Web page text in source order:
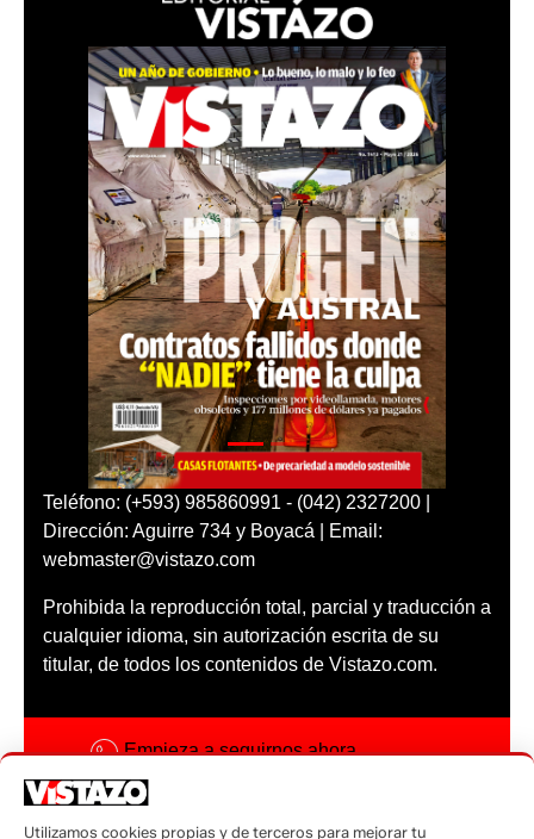
Teléfono: (+593) 985860991 - (042) 2327200 |
Dirección: Aguirre 734 y Boyacá | Email:
webmaster@vistazo.com
Prohibida la reproducción total, parcial y traducción a
cualquier idioma, sin autorización escrita de su
titular, de todos los contenidos de Vistazo.com.
Empieza a seguirnos ahora
Utilizamos cookies propias y de terceros para mejorar tu